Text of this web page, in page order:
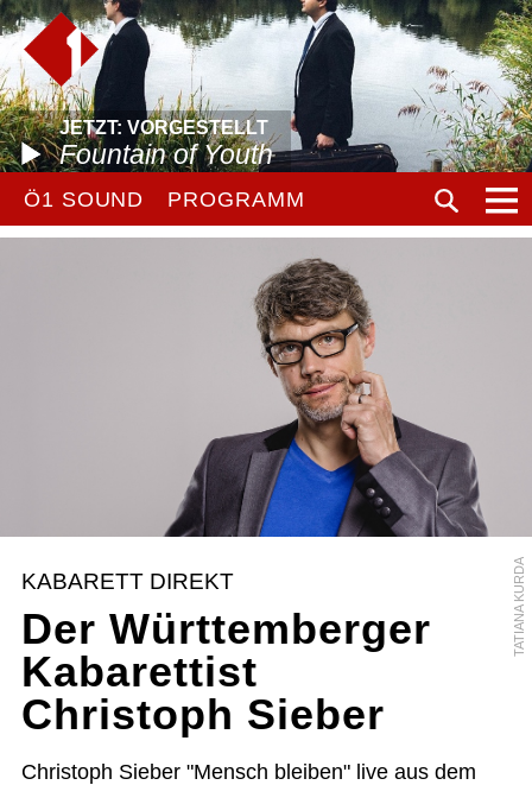
JETZT: VORGESTELLT
Fountain of Youth
Ö1 SOUND PROGRAMM
TATIANA KURDA
KABARETT DIREKT
Der Württemberger
Kabarettist
Christoph Sieber
Christoph Sieber "Mensch bleiben" live aus dem